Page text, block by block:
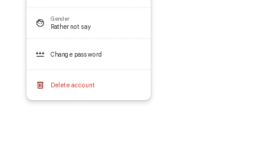
Gender
Rather not say
Change password
Delete account